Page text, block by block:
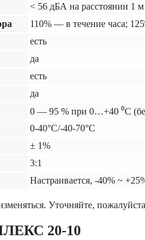
< 56 дБА на расстоянии 1 м
110% — в течение часа;
есть
да
есть
да
0 — 95 % при 0…+40 ⁰С
0-40°C/-40-70°C
± 1%
3:1
Настраивается, -40% ~
Уточняйте,
20-10